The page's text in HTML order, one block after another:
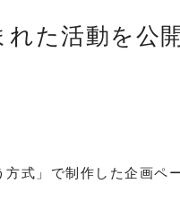
式」で制作した企画ペ